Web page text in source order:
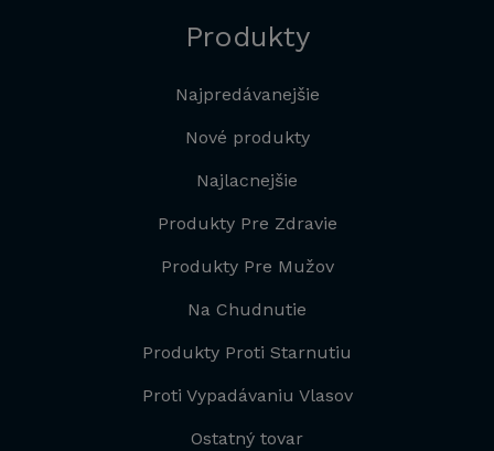
Produkty
Najpredávanejšie
Nové produkty
Najlacnejšie
Produkty Pre Zdravie
Produkty Pre Mužov
Na Chudnutie
Produkty Proti Starnutiu
Proti Vypadávaniu Vlasov
Ostatný tovar